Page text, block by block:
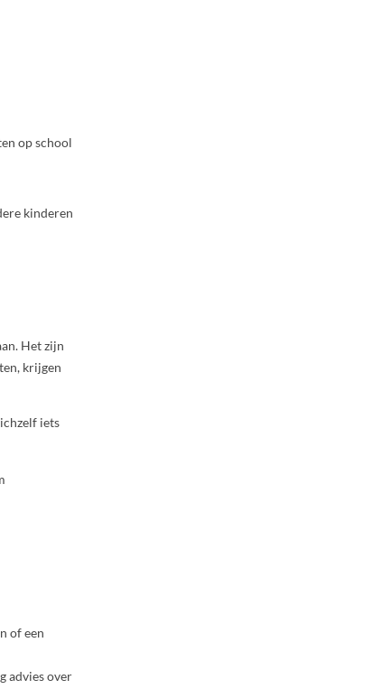
op school
kinderen
Het zijn
krijgen
iets
of een
advies over